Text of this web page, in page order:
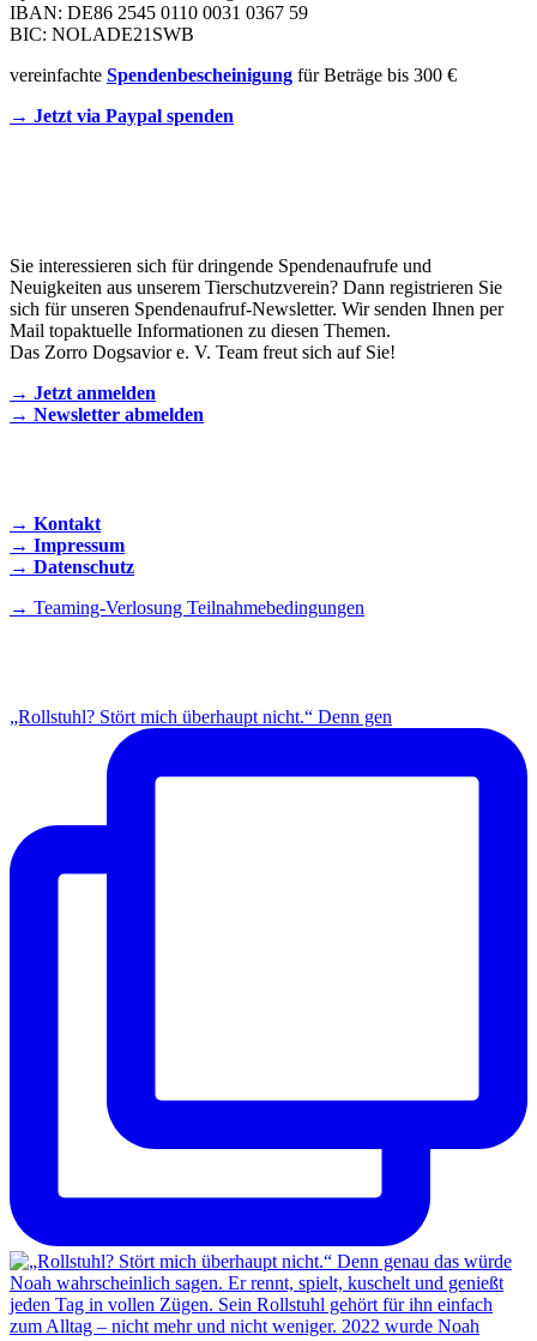
IBAN: DE86 2545 0110 0031 0367 59
BIC: NOLADE21SWB
vereinfachte Spendenbescheinigung für Beträge bis 300 €
→ Jetzt via Paypal spenden
Sie interessieren sich für dringende Spendenaufrufe und
Neuigkeiten aus unserem Tierschutzverein? Dann registrieren Sie
sich für unseren Spendenaufruf-Newsletter. Wir senden Ihnen per
Mail topaktuelle Informationen zu diesen Themen.
Das Zorro Dogsavior e. V. Team freut sich auf Sie!
→ Jetzt anmelden
→ Newsletter abmelden
→ Kontakt
→ Impressum
→ Datenschutz
→ Teaming-Verlosung Teilnahmebedingungen
„Rollstuhl? Stört mich überhaupt nicht.“ Denn gen